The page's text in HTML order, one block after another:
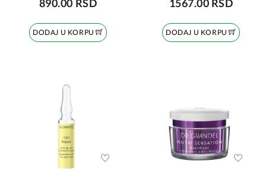
890.00 RSD
DODAJ U KORPU
1567.00 RSD
DODAJ U KORPU